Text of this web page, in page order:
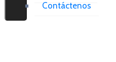
Contáctenos